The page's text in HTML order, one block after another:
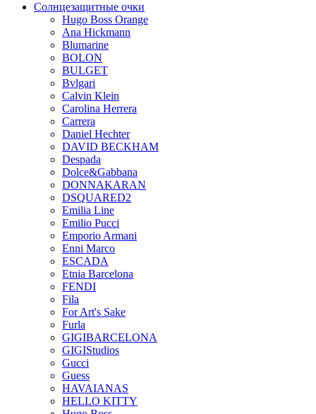
Солнцезащитные очки
Hugo Boss Orange
Ana Hickmann
Blumarine
BOLON
BULGET
Bvlgari
Calvin Klein
Carolina Herrera
Carrera
Daniel Hechter
DAVID BECKHAM
Despada
Dolce&Gabbana
DONNAKARAN
DSQUARED2
Emilia Line
Emilio Pucci
Emporio Armani
Enni Marco
ESCADA
Etnia Barcelona
FENDI
Fila
For Art's Sake
Furla
GIGIBARCELONA
GIGIStudios
Gucci
Guess
HAVAIANAS
HELLO KITTY